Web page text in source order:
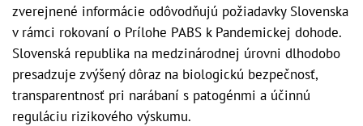
zverejnené informácie odôvodňujú požiadavky Slovenska
v rámci rokovaní o Prílohe PABS k Pandemickej dohode.
Slovenská republika na medzinárodnej úrovni dlhodobo
presadzuje zvýšený dôraz na biologickú bezpečnosť,
transparentnosť pri narábaní s patogénmi a účinnú
reguláciu rizikového výskumu.